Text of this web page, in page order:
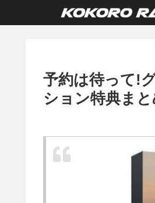
予約は待って!
ション特典ま